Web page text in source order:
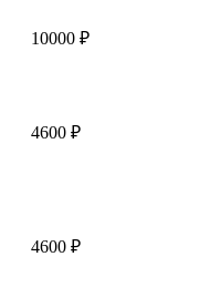
10000 ₽
4600 ₽
4600 ₽